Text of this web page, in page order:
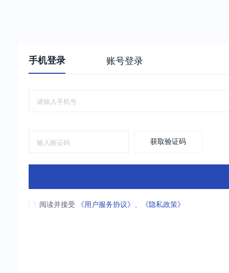
手机登录 账号登录
获取验证码
阅读并接受 《用户服务协议》 、 《隐私政策》